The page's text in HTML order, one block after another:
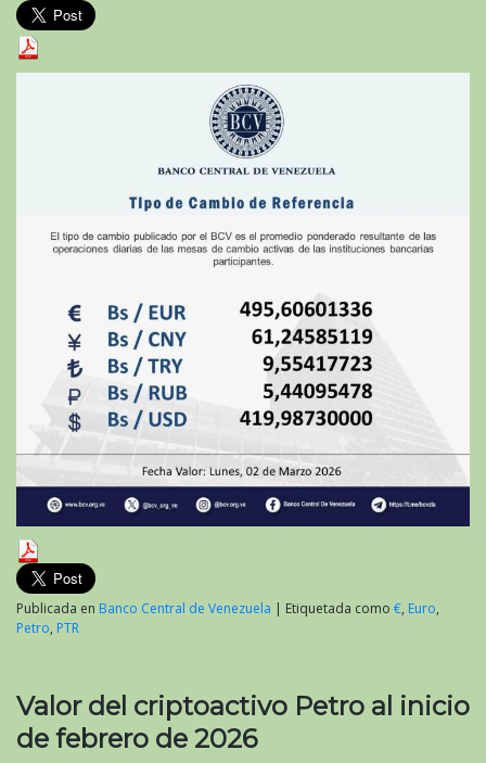
Publicada en Banco Central de Venezuela | Etiquetada como €, Euro,
Petro, PTR
Valor del criptoactivo Petro al inicio
de febrero de 2026